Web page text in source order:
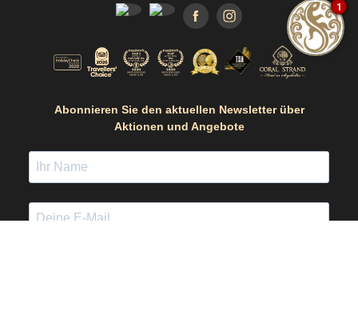
FacebookInstagramm
Abonnieren Sie den aktuellen Newsletter über
Aktionen und Angebote
1